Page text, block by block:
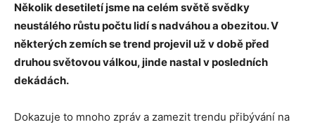
Několik desetiletí jsme na celém světě svědky
neustálého růstu počtu lidí s nadváhou a obezitou. V
některých zemích se trend projevil už v době před
druhou světovou válkou, jinde nastal v posledních
dekádách.
Dokazuje to mnoho zpráv a zamezit trendu přibývání na